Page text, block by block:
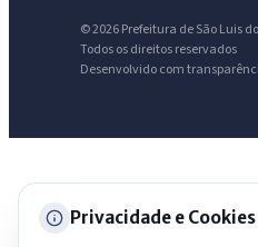
© 2026 Prefeitura de São Luis
Todos os direitos reservados
Desenvolvido com
Privacidade e Cookies